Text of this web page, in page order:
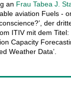
an Frau Tabea J.
aviation Fuels -
der
ITIV mit dem Titel:
Capacity
Weather Data’.